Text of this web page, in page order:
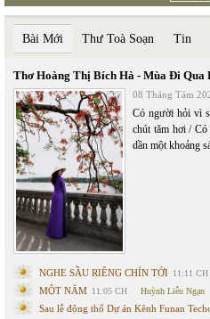
Bài Mới Thư Toà Soạn Tin
Thơ Hoàng Thị Bích Hà - Mùa Đi Qua
08 Tháng Tám
Có người hỏi vì
chút tăm hơi /
dần một khoảng
NGHE SẦU RIÊNG CHÍN TỚI 11:11 CH
MỘT NĂM 11:05 CH Huỳnh Liễu Ngạn
Sau lễ động thổ Dự án Kênh Funan